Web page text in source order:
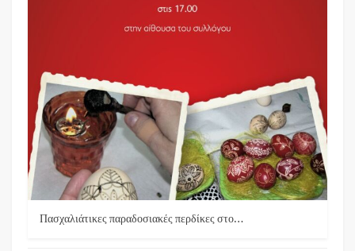
Πασχαλιάτικες παραδοσιακές περδίκες στο…